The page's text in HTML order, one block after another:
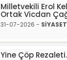
Milletvekili Erol
Ortak Vicdan
31-07-2026 - SİYASET
Yine Çöp